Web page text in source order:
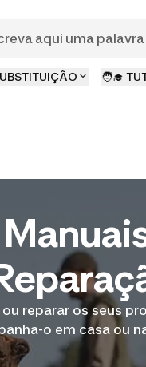
reparar os seus
o em casa ou